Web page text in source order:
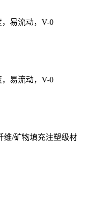
，易流动，V-0
，易流动，V-0
维/矿物填充注塑级材